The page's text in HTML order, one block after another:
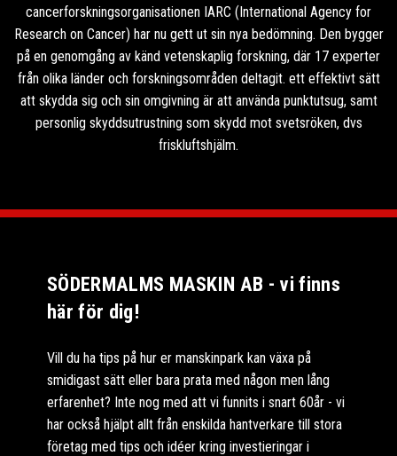
cancerforskningsorganisationen IARC (International Agency for
Research on Cancer) har nu gett ut sin nya bedömning. Den bygger
på en genomgång av känd vetenskaplig forskning, där 17 experter
från olika länder och forskningsområden deltagit. ett effektivt sätt
att skydda sig och sin omgivning är att använda punktutsug, samt
personlig skyddsutrustning som skydd mot svetsröken, dvs
friskluftshjälm.
SÖDERMALMS MASKIN AB - vi finns
här för dig!
Vill du ha tips på hur er manskinpark kan växa på
smidigast sätt eller bara prata med någon men lång
erfarenhet? Inte nog med att vi funnits i snart 60år - vi
har också hjälpt allt från enskilda hantverkare till stora
företag med tips och idéer kring investieringar i